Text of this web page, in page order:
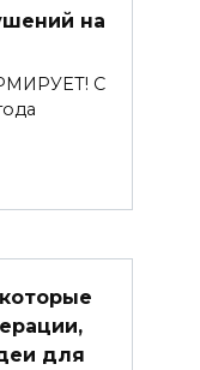
на
С
для